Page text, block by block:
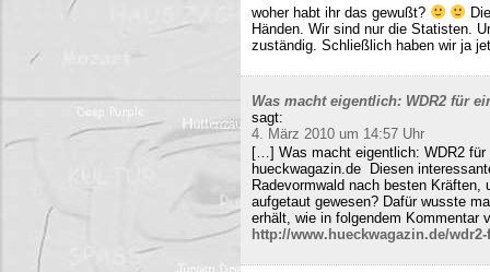
woher habt ihr das gewußt?
Händen. Wir sind nur die Statisten.
zuständig. Schließlich haben wir ja
Was macht eigentlich: WDR2 für
sagt:
4. März 2010 um 14:57 Uhr
[…] Was macht eigentlich: WDR2
hueckwagazin.de Diesen
Radevormwald nach besten
aufgetaut gewesen? Dafür wusste
erhält, wie in folgendem Kommentar
http://www.hueckwagazin.de/